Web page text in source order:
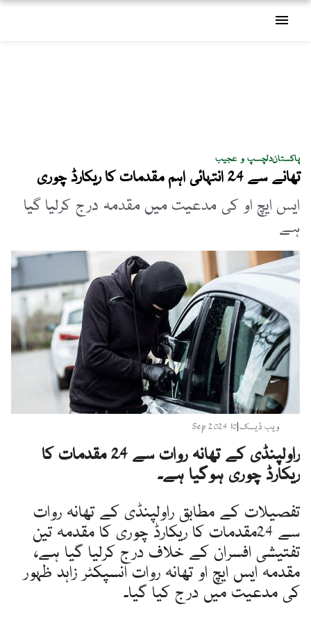
menu
پاکستاندلچسپ و عجیب
تھانے سے 24 انتہائی اہم مقدمات کا ریکارڈ چوری
ایس ایچ او کی مدعیت میں مقدمہ درج کرلیا گیا
ہے
ویب ڈیسک 10 Sep 2024
راولپنڈی کے تھانہ روات سے 24 مقدمات کا
ریکارڈ چوری ہوگیا ہے۔
تفصیلات کے مطابق راولپنڈی کے تھانہ روات
سے 24مقدمات کا ریکارڈ چوری کا مقدمہ تین
تفتیشی افسران کے خلاف درج کرلیا گیا ہے،
مقدمہ ایس ایچ او تھانہ روات انسپکٹر زاہد ظہور
کی مدعیت میں درج کیا گیا۔